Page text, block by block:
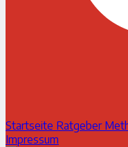
Startseite Ratgeber
Impressum